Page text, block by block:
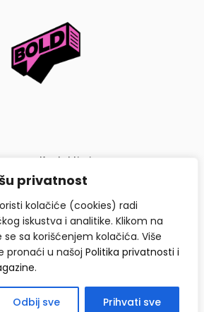
privatnost
kolačiće (cookies) radi
iskustva i analitike. Klikom na
sa korišćenjem kolačića. Više
pronaći u našoj Politika privatnosti i
.
Odbij sve Prihvati sve
Kontaktiraj nas
privatnosti i kolačića
Magazine 2026. Sva prava zadržana.